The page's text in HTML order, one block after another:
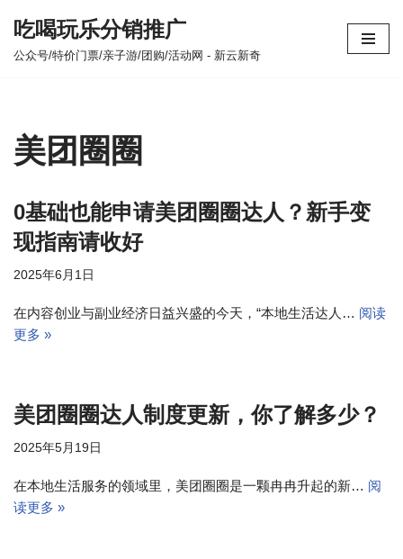
跳
吃喝玩乐分销推广
公众号/特价门票/亲子游/团购/活动网 - 新云新奇
美团圈圈
0基础也能申请美团圈圈达人？新手变
现指南请收好
2025年6月1日
在内容创业与副业经济日益兴盛的今天，“本地生活达人… 阅读
更多 »
美团圈圈达人制度更新，你了解多少？
2025年5月19日
在本地生活服务的领域里，美团圈圈是一颗冉冉升起的新… 阅
读更多 »